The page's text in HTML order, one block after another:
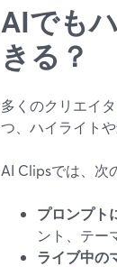
AIでも
きる？
多くのクリエイ
つ、ハイライト
AI Clipsでは、次
プロンプト
ント、テー
ライブ中の